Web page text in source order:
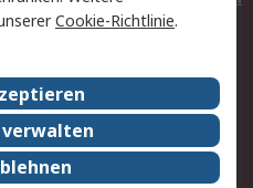
RS weltweit
Nachhaltigkeit
Presse-Center
Cookie-Richtlinie.
verwalten